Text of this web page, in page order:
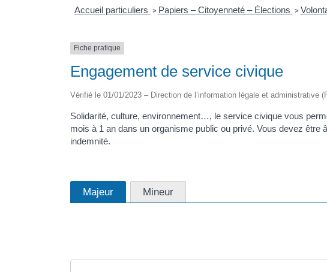
Accueil particuliers > Papiers – Citoyenneté – Élections >
Fiche pratique
Engagement de service civique
Vérifié le 01/01/2023 – Direction de l’information légale et administrative
Solidarité, culture, environnement…, le service civique vous
mois à 1 an dans un organisme public ou privé. Vous devez être
indemnité.
Majeur Mineur